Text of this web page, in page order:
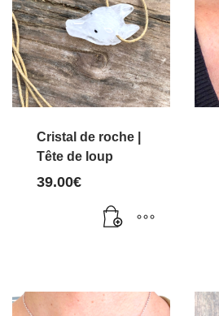
Cristal de roche |
Tête de loup
39.00€